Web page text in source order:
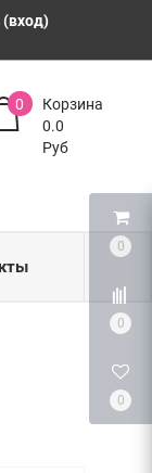
0
0
0
Корзина
0
0.0
Руб